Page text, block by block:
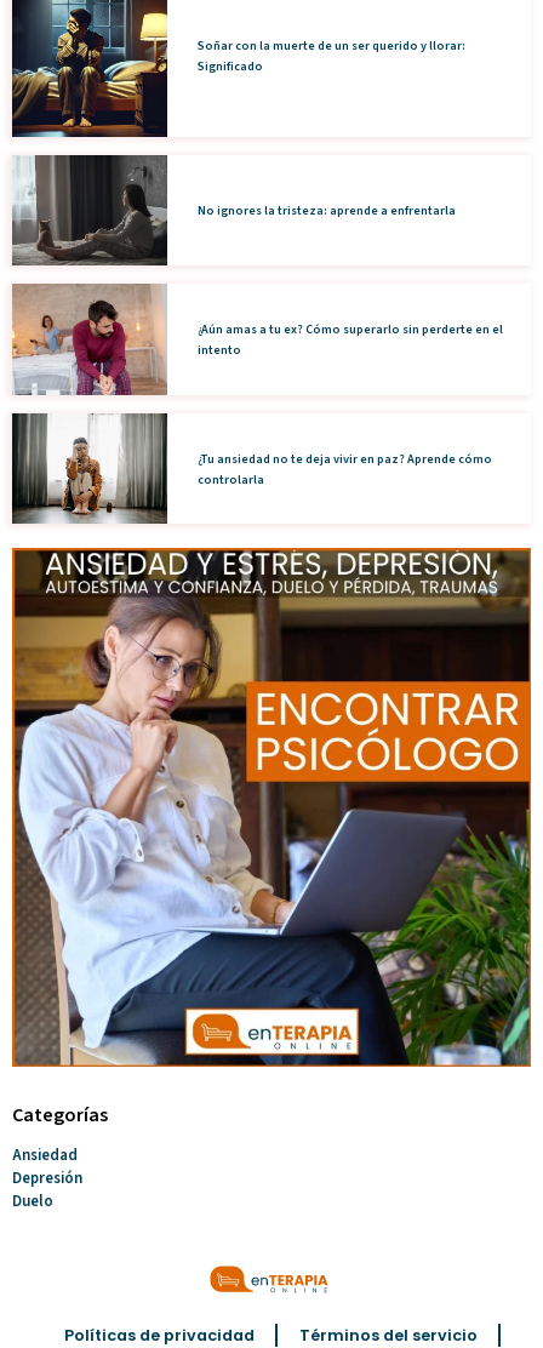
Soñar con la muerte de un ser querido y llorar:
Significado
No ignores la tristeza: aprende a enfrentarla
¿Aún amas a tu ex? Cómo superarlo sin perderte en el
intento
¿Tu ansiedad no te deja vivir en paz? Aprende cómo
controlarla
Categorías
Ansiedad
Depresión
Duelo
Políticas de privacidad Términos del servicio